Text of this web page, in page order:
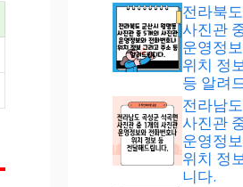
전라북
사진관
운영정
위치 정
등 알려
전라남
사진관
운영정
위치 정
니다.